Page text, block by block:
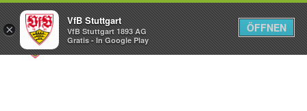
Menü
×
VfB Stuttgart
VfB Stuttgart 1893 AG
Gratis - In Google Play
ÖFFNEN